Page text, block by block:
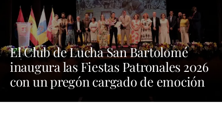
El Club de Lucha San Bartolomé
inaugura las Fiestas Patronales 2026
con un pregón cargado de emoción